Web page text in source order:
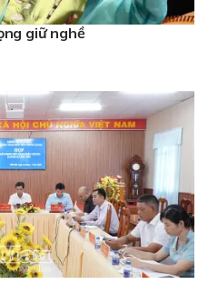
giữ nghề